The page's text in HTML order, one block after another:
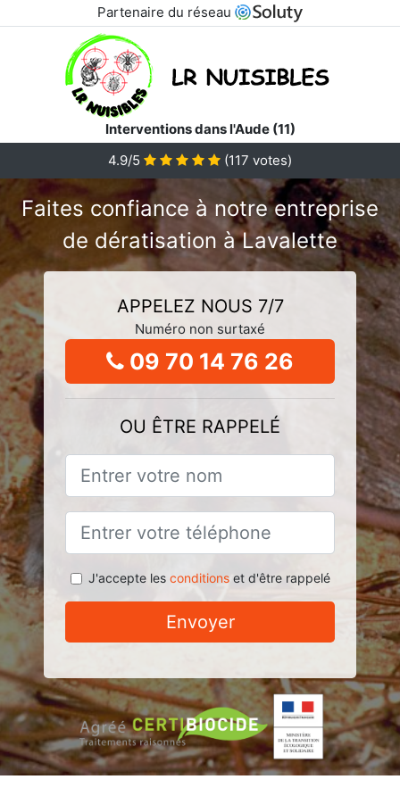
Partenaire du réseau
Interventions dans l'Aude (11)
4.9/5
(117 votes)
Faites confiance à notre entreprise
de dératisation à Lavalette
APPELEZ NOUS 7/7
Numéro non surtaxé
09 70 14 76 26
OU ÊTRE RAPPELÉ
J'accepte les conditionset d'être rappelé
Envoyer